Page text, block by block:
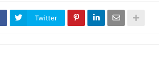
Twitter